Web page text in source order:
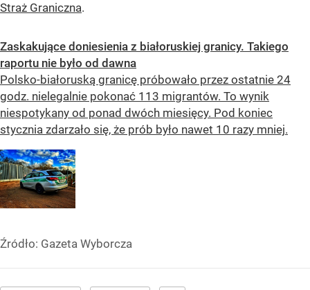
Straż Graniczna.
Zaskakujące doniesienia z białoruskiej granicy. Takiego
raportu nie było od dawna
Polsko-białoruską granicę próbowało przez ostatnie 24
godz. nielegalnie pokonać 113 migrantów. To wynik
niespotykany od ponad dwóch miesięcy. Pod koniec
stycznia zdarzało się, że prób było nawet 10 razy mniej.
Źródło: Gazeta Wyborcza